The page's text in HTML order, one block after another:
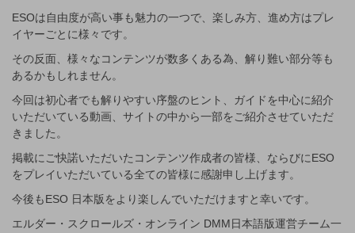
ESOは自由度が高い事も魅力の一つで、楽しみ方、進め方はプレ
イヤーごとに様々です。
その反面、様々なコンテンツが数多くある為、解り難い部分等も
あるかもしれません。
今回は初心者でも解りやすい序盤のヒント、ガイドを中心に紹介
いただいている動画、サイトの中から一部をご紹介させていただ
きました。
掲載にご快諾いただいたコンテンツ作成者の皆様、ならびにESO
をプレイいただいている全ての皆様に感謝申し上げます。
今後もESO 日本版をより楽しんでいただけますと幸いです。
エルダー・スクロールズ・オンライン DMM日本語版運営チーム一